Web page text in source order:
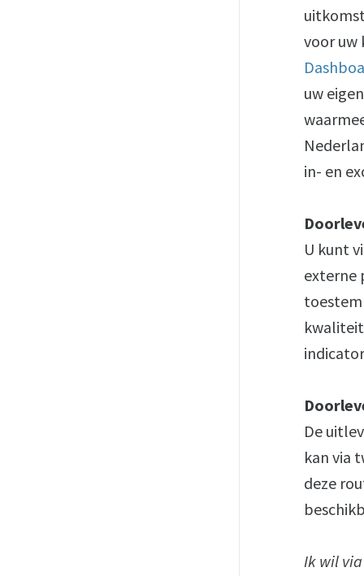
voor uw
uw
in- en
U kunt
externe
De
kan via
deze
Ik wil via